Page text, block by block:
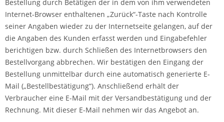
Bestellung durch Betätigen der in dem von ihm verwendeten
Internet-Browser enthaltenen „Zurück“-Taste nach Kontrolle
seiner Angaben wieder zu der Internetseite gelangen, auf der
die Angaben des Kunden erfasst werden und Eingabefehler
berichtigen bzw. durch Schließen des Internetbrowsers den
Bestellvorgang abbrechen. Wir bestätigen den Eingang der
Bestellung unmittelbar durch eine automatisch generierte E-
Mail („Bestellbestätigung“). Anschließend erhält der
Verbraucher eine E-Mail mit der Versandbestätigung und der
Rechnung. Mit dieser E-Mail nehmen wir das Angebot an.